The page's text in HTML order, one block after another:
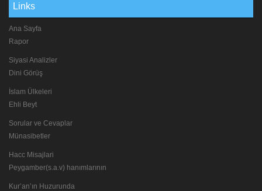
Links
Ana Sayfa
Rapor
Siyasi Analizler
Dini Görüş
İslam Ülkeleri
Ehli Beyt
Sorular ve Cevaplar
Münasibetler
Hacc Misajlari
Peygamber(s.a.v) hanımlarının
Kur’an’ın Huzurunda